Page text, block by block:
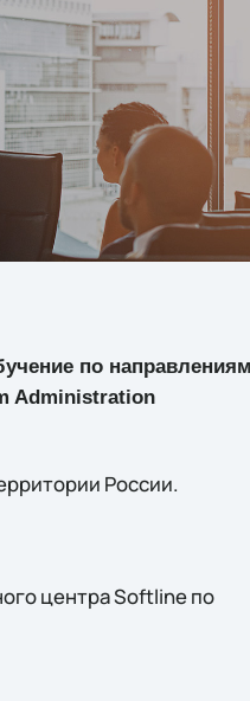
по направлениям
Administration
России.
центра Softline по